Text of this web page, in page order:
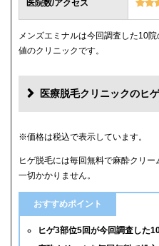
医院数/アクセス
メンズエミナルは今回調査した10
値のクリニックです。
医療脱毛クリニックのヒ
クリニック
メンズエミナル
湘南美容クリニック
※価格は税込で表示しています。
ヒゲ脱毛には毎回無料で麻酔クリ
一切かかりません。
おすすめポイント
ヒゲ3部位5回が今回調査した